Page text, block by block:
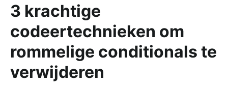
3 krachtige
codeertechnieken om
rommelige conditionals te
verwijderen